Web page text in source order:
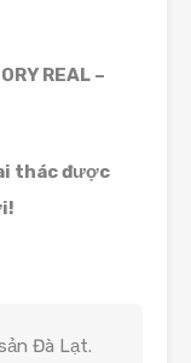
REAL –
thác được
Đà Lạt.